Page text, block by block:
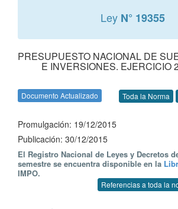
Ley N° 19355
PRESUPUESTO NACIONAL DE
E INVERSIONES. EJERCICIO
Documento Actualizado Toda la Norma
Promulgación: 19/12/2015
Publicación: 30/12/2015
El Registro Nacional de Leyes y Decretos
semestre se encuentra disponible en la
IMPO.
Referencias a toda la